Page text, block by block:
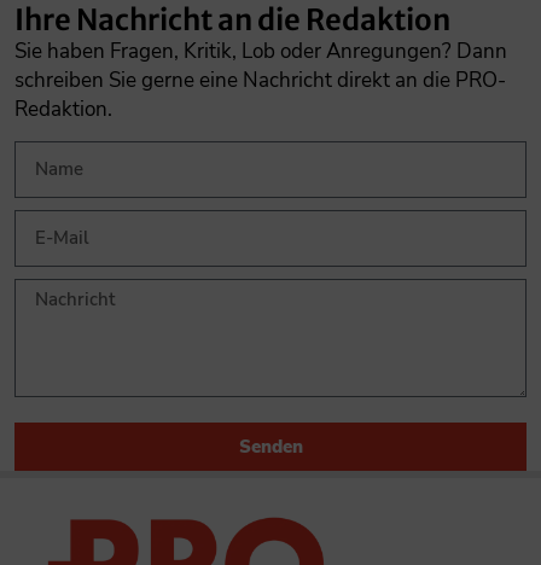
Ihre Nachricht an die Redaktion
Sie haben Fragen, Kritik, Lob oder Anregungen? Dann
schreiben Sie gerne eine Nachricht direkt an die PRO-
Redaktion.
Senden